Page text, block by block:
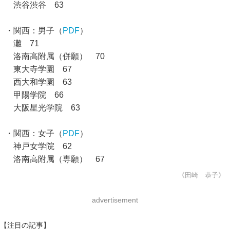
渋谷渋谷 63
・関西：男子（ PDF）
灘 71
洛南高附属（併願） 70
東大寺学園 67
西大和学園 63
甲陽学院 66
大阪星光学院 63
・関西：女子（ PDF）
神戸女学院 62
洛南高附属（専願） 67
《田崎 恭子》
advertisement
【注目の記事】